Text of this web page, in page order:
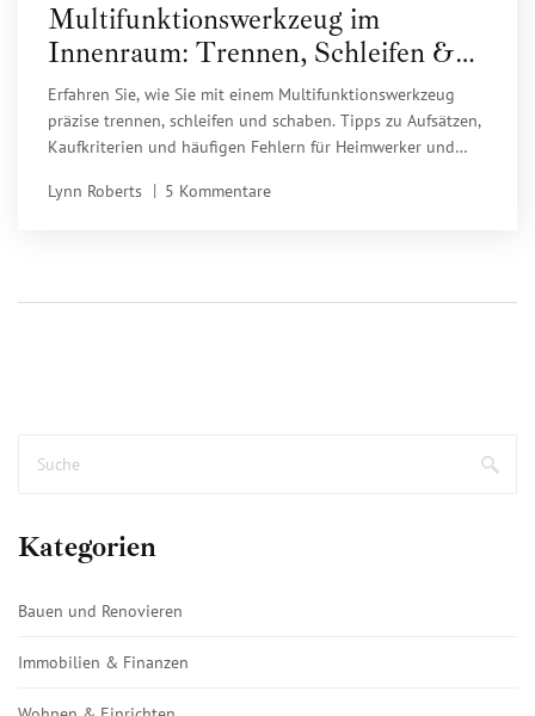
Multifunktionswerkzeug im
Innenraum: Trennen, Schleifen &
Schaben richtig machen
Erfahren Sie, wie Sie mit einem Multifunktionswerkzeug
präzise trennen, schleifen und schaben. Tipps zu Aufsätzen,
Kaufkriterien und häufigen Fehlern für Heimwerker und
Lynn Roberts
5 Kommentare
Kategorien
Bauen und Renovieren
Immobilien & Finanzen